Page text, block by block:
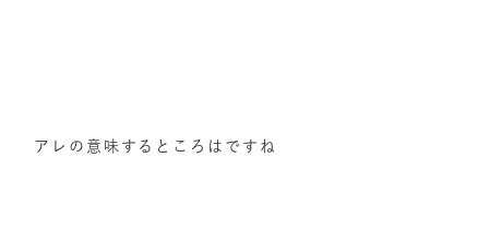
アレの意味するところはですね